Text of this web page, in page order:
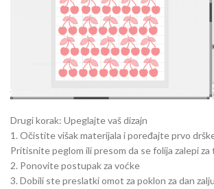
Drugi korak: Upeglajte vaš dizajn
1. Očistite višak materijala i poređajte prvo
Pritisnite peglom ili presom da se folija zalepi za
2. Ponovite postupak za voćke
3. Dobili ste preslatki omot za poklon za dan